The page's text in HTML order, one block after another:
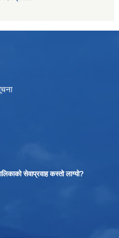
सेवाप्रवाह कस्तो लाग्यो?